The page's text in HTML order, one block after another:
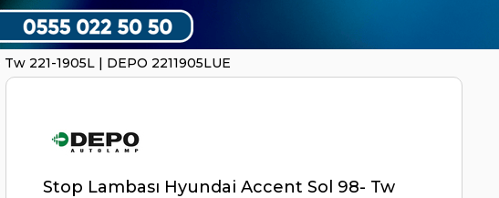
221-1905L | DEPO 2211905LUE
Stop Lambası Hyundai Accent Sol 98- Tw